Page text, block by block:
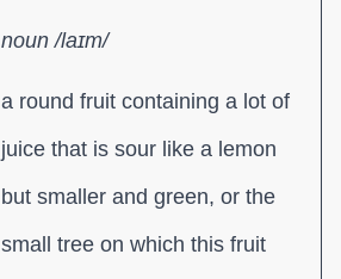
noun /laɪm/
a round fruit containing a lot of
juice that is sour like a lemon
but smaller and green, or the
small tree on which this fruit